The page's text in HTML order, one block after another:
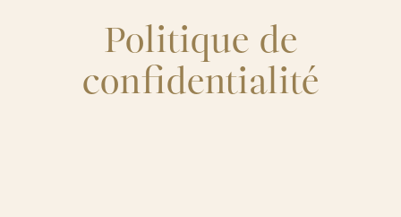
AVIS DE DÉCÈSPolitique de
confidentialité